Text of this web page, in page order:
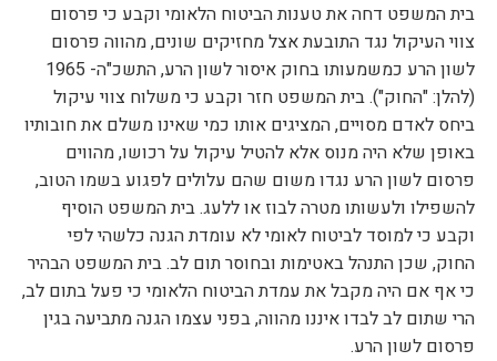
בית המשפט דחה את טענות הביטוח הלאומי וקבע כי פרסום
צווי העיקול נגד התובעת אצל מחזיקים שונים, מהווה פרסום
לשון הרע כמשמעותו בחוק איסור לשון הרע, התשכ"ה- 1965
(להלן: "החוק"). בית המשפט חזר וקבע כי משלוח צווי עיקול
ביחס לאדם מסויים, המציגים אותו כמי שאינו משלם את חובותיו
באופן שלא היה מנוס אלא להטיל עיקול על רכושו, מהווים
פרסום לשון הרע נגדו משום שהם עלולים לפגוע בשמו הטוב,
להשפילו ולעשותו מטרה לבוז או ללעג. בית המשפט הוסיף
וקבע כי למוסד לביטוח לאומי לא עומדת הגנה כלשהי לפי
החוק, שכן התנהל באטימות ובחוסר תום לב. בית המשפט הבהיר
כי אף אם היה מקבל את עמדת הביטוח הלאומי כי פעל בתום לב,
הרי שתום לב לבדו איננו מהווה, בפני עצמו הגנה מתביעה בגין
פרסום לשון הרע.